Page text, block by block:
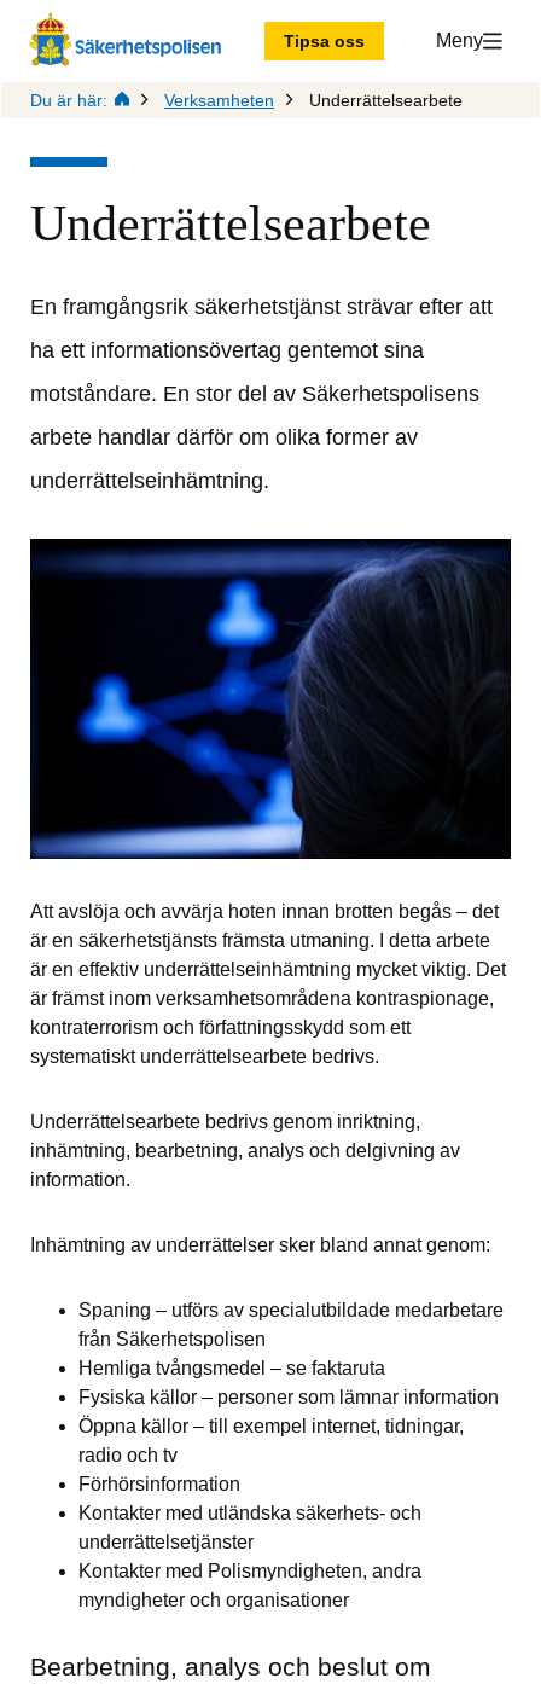
Tipsa oss Meny
Du är här: Verksamheten Underrättelsearbete
Underrättelsearbete
En framgångsrik säkerhetstjänst strävar efter att
ha ett informationsövertag gentemot sina
motståndare. En stor del av Säkerhetspolisens
arbete handlar därför om olika former av
underrättelseinhämtning.
Att avslöja och avvärja hoten innan brotten begås – det
är en säkerhetstjänsts främsta utmaning. I detta arbete
är en effektiv underrättelseinhämtning mycket viktig. Det
är främst inom verksamhetsområdena kontraspionage,
kontraterrorism och författningsskydd som ett
systematiskt underrättelsearbete bedrivs.
Underrättelsearbete bedrivs genom inriktning,
inhämtning, bearbetning, analys och delgivning av
information.
Inhämtning av underrättelser sker bland annat genom:
Spaning – utförs av specialutbildade medarbetare
från Säkerhetspolisen
Hemliga tvångsmedel – se faktaruta
Fysiska källor – personer som lämnar information
Öppna källor – till exempel internet, tidningar,
radio och tv
Förhörsinformation
Kontakter med utländska säkerhets- och
underrättelsetjänster
Kontakter med Polismyndigheten, andra
myndigheter och organisationer
Bearbetning, analys och beslut om